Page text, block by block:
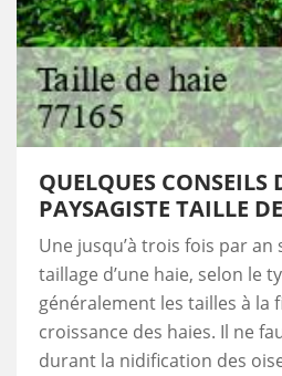
QUELQUES CONSEILS
PAYSAGISTE TAILLE
Une jusqu’à trois fois par
taillage d’une haie, selon le
généralement les tailles à la
croissance des haies. Il ne
durant la nidification des